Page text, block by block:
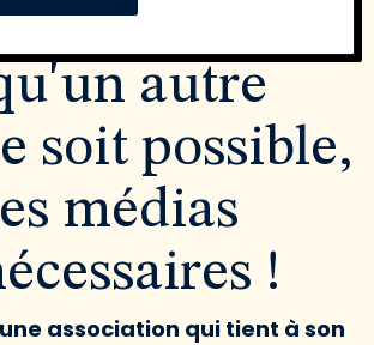
autre
soit possible,
médias
!
association qui tient à son